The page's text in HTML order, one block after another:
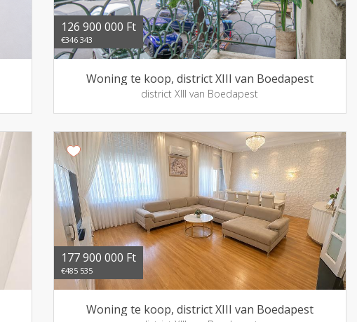
126 900 000 Ft
€346 343
Woning te koop, district XIII van Boedapest
district XIII van Boedapest
177 900 000 Ft
€485 535
Woning te koop, district XIII van Boedapest